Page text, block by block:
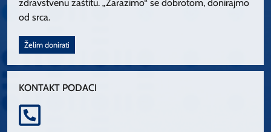
zdravstvenu zaštitu. „Zarazimo“ se dobrotom, donirajmo
od srca.
Želim donirati
KONTAKT PODACI